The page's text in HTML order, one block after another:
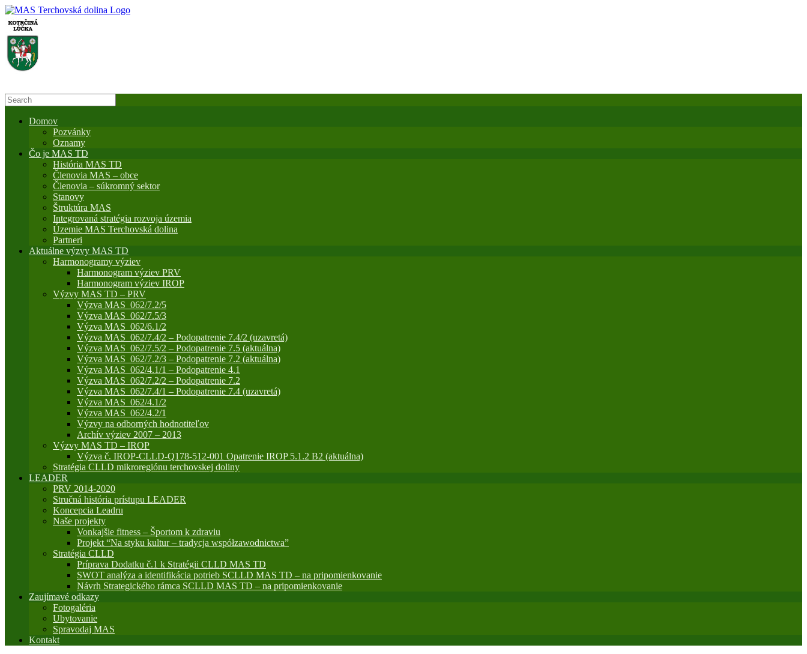
Domov
Pozvánky
Oznamy
Čo je MAS TD
História MAS TD
Členovia MAS – obce
Členovia – súkromný sektor
Stanovy
Štruktúra MAS
Integrovaná stratégia rozvoja územia
Územie MAS Terchovská dolina
Partneri
Aktuálne výzvy MAS TD
Harmonogramy výziev
Harmonogram výziev PRV
Harmonogram výziev IROP
Výzvy MAS TD – PRV
Výzva MAS_062/7.2/5
Výzva MAS_062/7.5/3
Výzva MAS_062/6.1/2
Výzva MAS_062/7.4/2 – Podopatrenie 7.4/2 (uzavretá)
Výzva MAS_062/7.5/2 – Podopatrenie 7.5 (aktuálna)
Výzva MAS_062/7.2/3 – Podopatrenie 7.2 (aktuálna)
Výzva MAS_062/4.1/1 – Podopatrenie 4.1
Výzva MAS_062/7.2/2 – Podopatrenie 7.2
Výzva MAS_062/7.4/1 – Podopatrenie 7.4 (uzavretá)
Výzva MAS_062/4.1/2
Výzva MAS_062/4.2/1
Výzvy na odborných hodnotiteľov
Archív výziev 2007 – 2013
Výzvy MAS TD – IROP
Výzva č. IROP-CLLD-Q178-512-001 Opatrenie IROP 5.1.2 B2 (aktuálna)
Stratégia CLLD mikroregiónu terchovskej doliny
LEADER
PRV 2014-2020
Stručná história prístupu LEADER
Koncepcia Leadru
Naše projekty
Vonkajšie fitness – Športom k zdraviu
Projekt “Na styku kultur – tradycja współzawodnictwa”
Stratégia CLLD
Príprava Dodatku č.1 k Stratégii CLLD MAS TD
SWOT analýza a identifikácia potrieb SCLLD MAS TD – na pripomienkovanie
Návrh Strategického rámca SCLLD MAS TD – na pripomienkovanie
Zaujímavé odkazy
Fotogaléria
Ubytovanie
Spravodaj MAS
Kontakt